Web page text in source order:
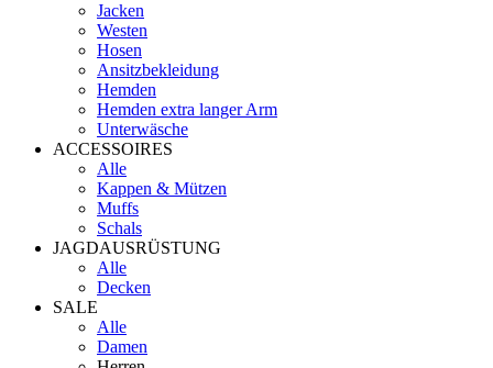
Jacken
Westen
Hosen
Ansitzbekleidung
Hemden
Hemden extra langer Arm
Unterwäsche
ACCESSOIRES
Alle
Kappen & Mützen
Muffs
Schals
JAGDAUSRÜSTUNG
Alle
Decken
SALE
Alle
Damen